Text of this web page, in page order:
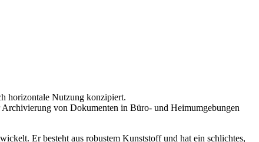
horizontale Nutzung konzipiert.
von Dokumenten in Büro- und Heimumgebungen
Er besteht aus robustem Kunststoff und hat ein schlichtes,